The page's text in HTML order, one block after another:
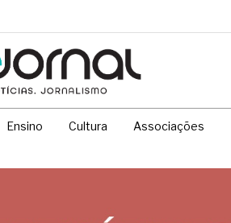
Ensino Cultura Associações